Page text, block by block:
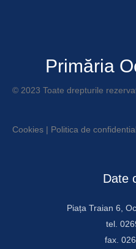
Primăria
© 2023 Toate drepturile
Cookies | Politica de
Date
Piața Traian 6,
tel.
fax.